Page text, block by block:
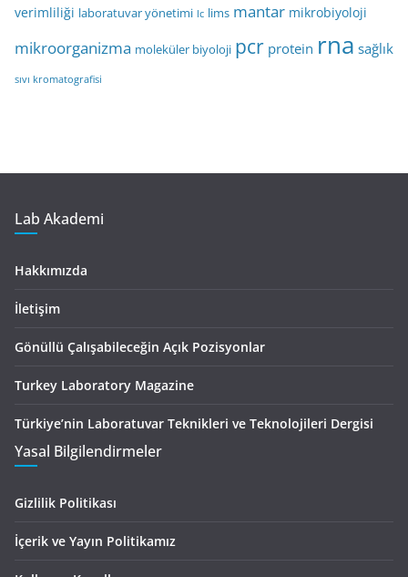
verimliliği laboratuvar yönetimi lc lims mantar mikrobiyoloji
mikroorganizma moleküler biyoloji pcr protein rna sağlık
sıvı kromatografisi
Lab Akademi
Hakkımızda
İletişim
Gönüllü Çalışabileceğin Açık Pozisyonlar
Turkey Laboratory Magazine
Türkiye’nin Laboratuvar Teknikleri ve Teknolojileri Dergisi
Yasal Bilgilendirmeler
Gizlilik Politikası
İçerik ve Yayın Politikamız